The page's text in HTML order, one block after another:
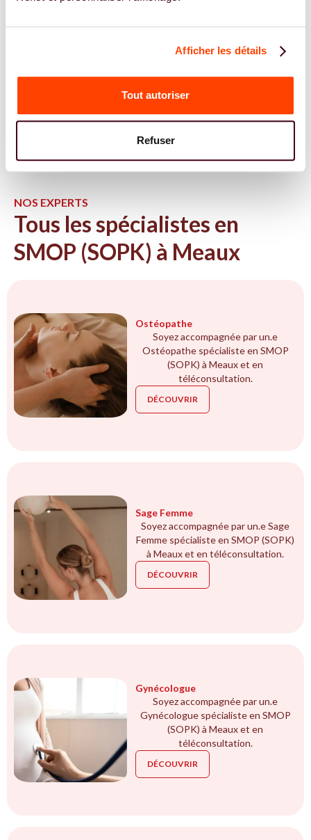
Afficher les détails
Tout autoriser
Refuser
NOS EXPERTS
Tous les spécialistes en
SMOP (SOPK) à Meaux
Ostéopathe
Soyez accompagnée par un.e
Ostéopathe spécialiste en SMOP
(SOPK) à Meaux et en
téléconsultation.
DÉCOUVRIR
Sage Femme
Soyez accompagnée par un.e Sage
Femme spécialiste en SMOP (SOPK)
à Meaux et en téléconsultation.
DÉCOUVRIR
Gynécologue
Soyez accompagnée par un.e
Gynécologue spécialiste en SMOP
(SOPK) à Meaux et en
téléconsultation.
DÉCOUVRIR